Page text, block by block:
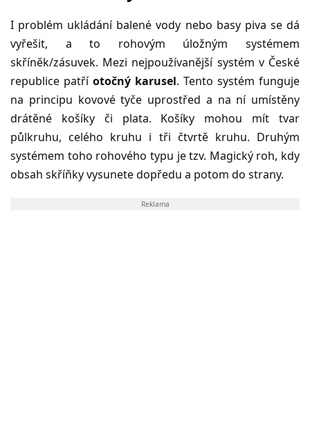
I problém ukládání balené vody nebo basy piva se dá
vyřešit, a to rohovým úložným systémem
skříněk/zásuvek. Mezi nejpoužívanější systém v České
republice patří otočný karusel. Tento systém funguje
na principu kovové tyče uprostřed a na ní umístěny
drátěné košíky či plata. Košíky mohou mít tvar
půlkruhu, celého kruhu i tři čtvrtě kruhu. Druhým
systémem toho rohového typu je tzv. Magický roh, kdy
obsah skříňky vysunete dopředu a potom do strany.
Reklama